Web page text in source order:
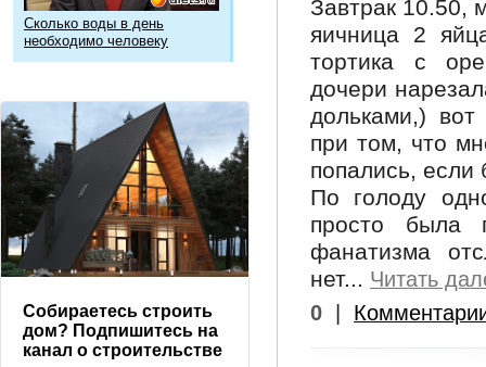
Завтрак 10.50,
яичница 2
тортика с
дочери
дольками,)
при том, что
попались, если
По голоду
просто была
фанатизма
нет... Читать
0
Сколько воды в день
необходимо человеку
Собираетесь строить
дом? Подпишитесь на
канал о строительстве